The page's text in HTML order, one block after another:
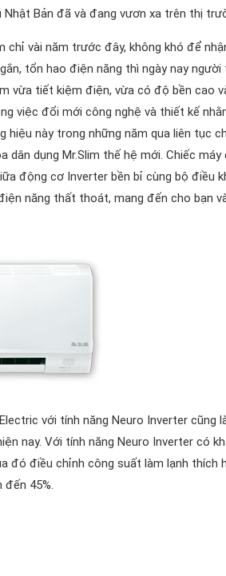
Bản đã và đang vươn xa trên thị
vài năm trước đây, không khó để
tổn hao điện năng thì ngày nay
vừa tiết kiệm điện, vừa có độ bền cao
việc đổi mới công nghệ và thiết kế
hiệu này trong những năm qua liên tục
dụng Mr.Slim thế hệ mới. Chiếc
động cơ Inverter bền bỉ cùng bộ điều
năng thất thoát, mang đến cho bạn
với tính năng Neuro Inverter cũng
nay. Với tính năng Neuro Inverter có
đó điều chỉnh công suất làm lạnh thích
45%.